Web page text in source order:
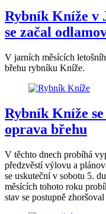
Rybník Kníže v
se začal
V jarních měsících
břehu rybníku Kníže.
Rybník Kníže
oprava břehu
V těchto dnech probíhá
předzvěstí výlovu a
se uskuteční v sobotu 5.
měsících tohoto roku
stav se postupně